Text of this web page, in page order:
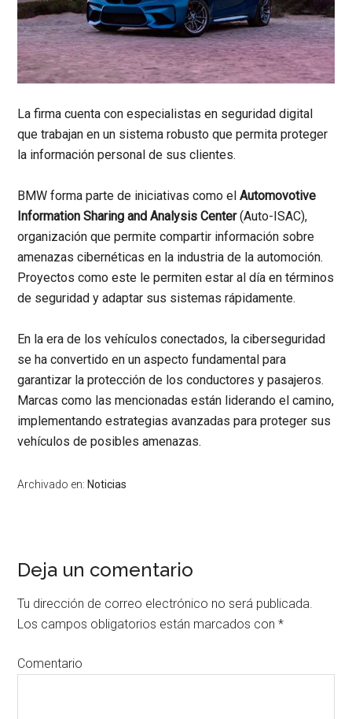
La firma cuenta con especialistas en seguridad digital
que trabajan en un sistema robusto que permita proteger
la información personal de sus clientes.
BMW forma parte de iniciativas como elAutomovotive
Information Sharing and Analysis Center(Auto-ISAC),
organización que permite compartir información sobre
amenazas cibernéticas en la industria de la automoción.
Proyectos como este le permiten estar al día en términos
de seguridad y adaptar sus sistemas rápidamente.
En la era de los vehículos conectados, la ciberseguridad
se ha convertido en un aspecto fundamental para
garantizar la protección de los conductores y pasajeros.
Marcas como las mencionadas están liderando el camino,
implementando estrategias avanzadas para proteger sus
vehículos de posibles amenazas.
Archivado en: Noticias
Interacciones
con
los
lectores
Deja un comentario
Tu dirección de correo electrónico no será publicada.
Los campos obligatorios están marcados con*
Comentario